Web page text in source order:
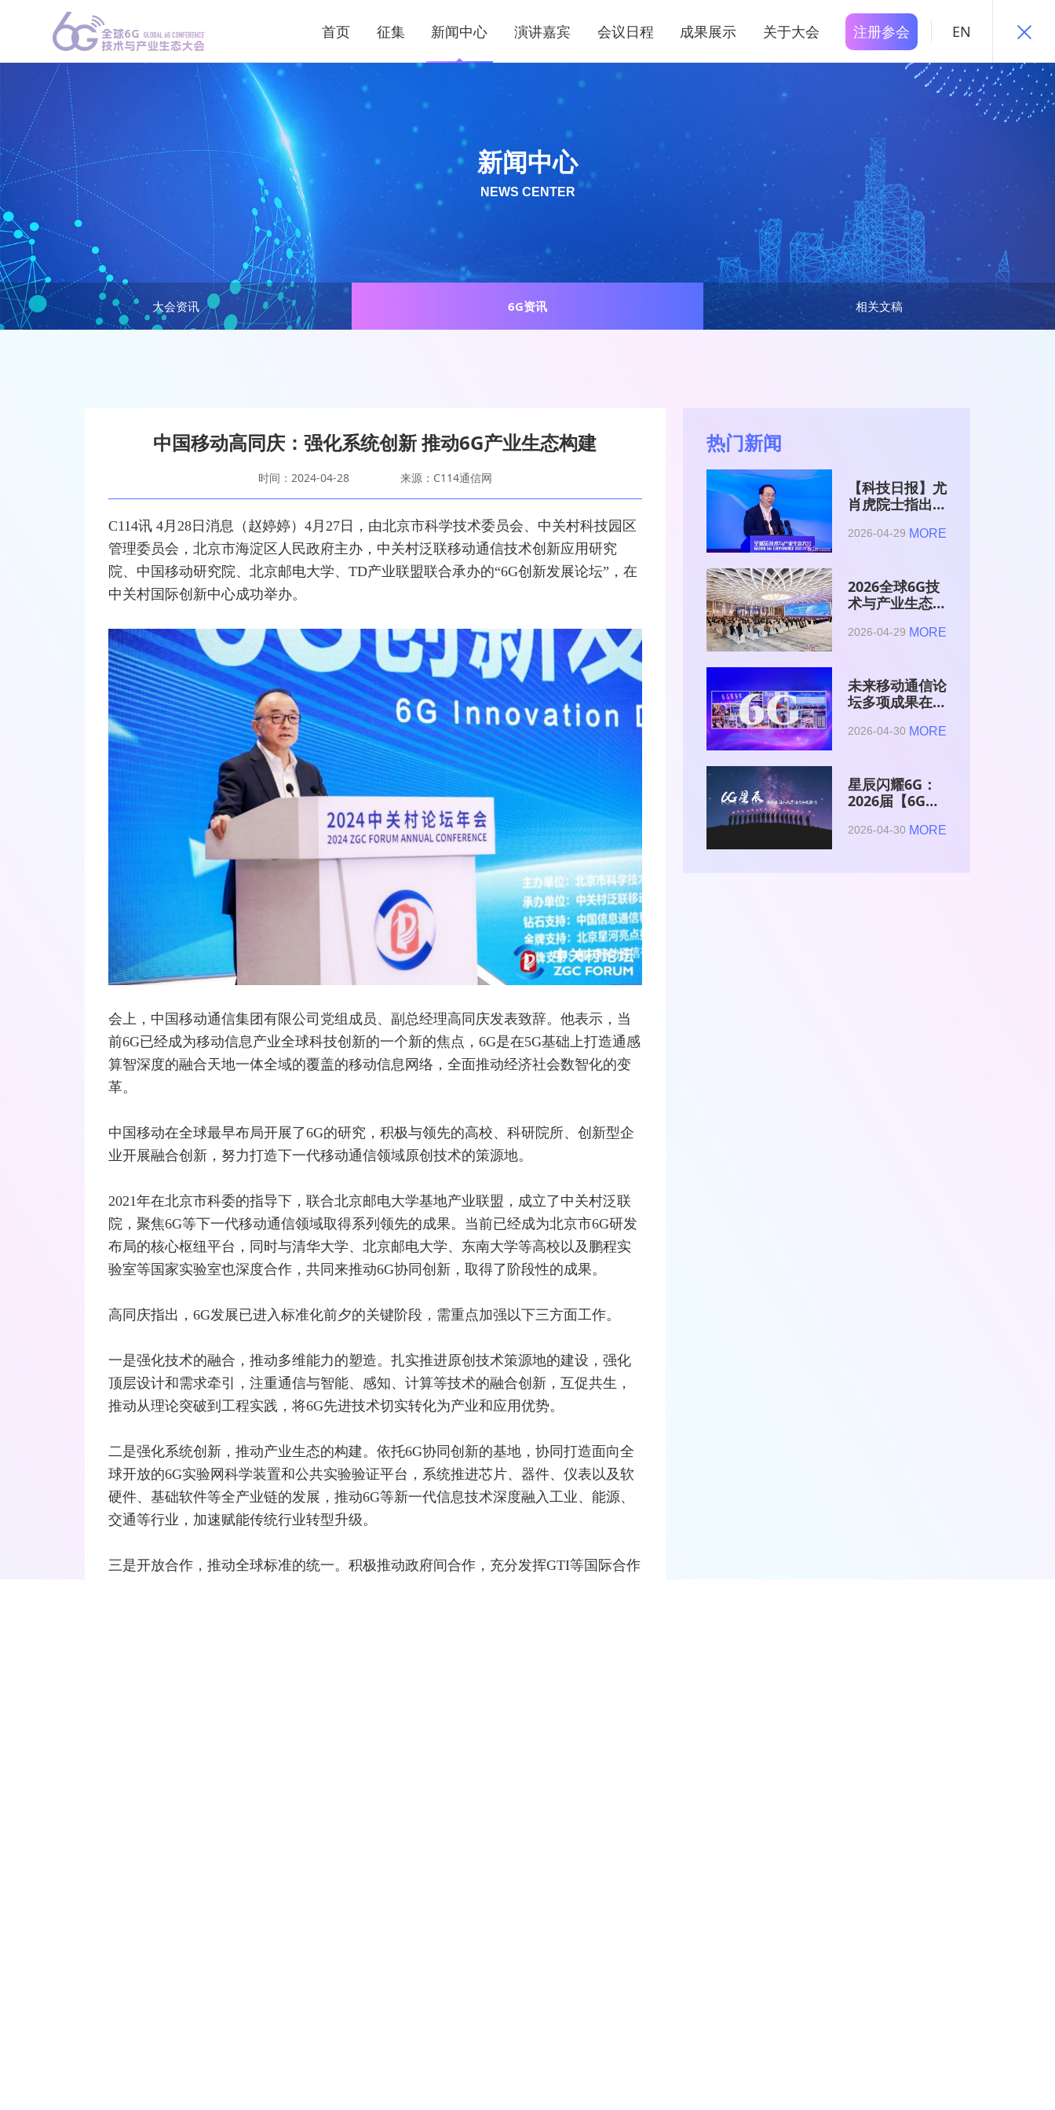
首页 征集 新闻中心 演讲嘉宾 会议日程 成果展示 关于大会 注册参会 EN
大会资讯 6G资讯 相关文稿
新闻中心
NEWS CENTER
中国移动高同庆：强化系统创新 推动6G产业生态构建
时间：2024-04-28 来源：C114通信网
C114讯 4月28日消息（赵婷婷）4月27日，由北京市科学技术委员会、中关村科技园区
管理委员会，北京市海淀区人民政府主办，中关村泛联移动通信技术创新应用研究
院、 中国移动研究院、北京邮电大学、TD产业联盟联合承办的“6G创新发展论坛”，在
中关村国际创新中心成功举办。
会上，中国移动通信集团有限公司党组成员、副总经理高同庆发表致辞。他表示，当
前6G已经成为移动信息产业全球科技创新的一个新的焦点，6G是在5G基础上打造通感
算智深度的融合天地一体全域的覆盖的移动信息 网络 ，全面推动经济社会数智化的变
革。
中国移动在全球最早布局开展了6G的研究，积极与领先的高校、科研院所、创新型企
业开展融合创新，努力打造下一代移动通信领域原创技术的策源地。
2021年在北京市科委的指导下，联合北京邮电大学基地产业联盟，成立了中关村泛联
院，聚焦6G等下一代移动通信领域取得系列领先的成果。当前已经成为北京市6G研发
布局的核心枢纽平台，同时与清华大学、北京邮电大学、东南大学等高校以及鹏程实
验室等国家实验室也深度合作，共同来推动6G协同创新，取得了阶段性的成果。
高同庆指出，6G发展已进入标准化前夕的关键阶段，需重点加强以下三方面工作。
一是强化技术的融合，推动多维能力的塑造。扎实推进原创技术策源地的建设，强化
顶层设计和需求牵引，注重通信与智能、感知、计算等技术的融合创新，互促共生，
推动从理论突破到工程实践，将6G先进技术切实转化为产业和应用优势。
二是强化系统创新，推动产业生态的构建。依托6G协同创新的基地，协同打造面向全
球开放的6G实验网科学装置和公共实验验证平台，系统推进芯片、器件、仪表以及软
硬件、基础软件等全产业链的发展，推动6G等新一代信息技术深度融入工业、能源、
交通等行业，加速赋能传统行业转型升级。
三是开放合作，推动全球标准的统一。积极推动政府间合作，充分发挥GTI等国际合作
热门新闻
【科技日报】尤
肖虎院士指出
是赋能AI的发
2026-04-29 MORE
2026全球6G技
术与产业生态大
2026-04-29 MORE
未来移动通信论
坛多项成果在
术与产业生态大
2026-04-30 MORE
星辰闪耀6G：
2026届【6G星
与博士获颁证书
2026-04-30 MORE